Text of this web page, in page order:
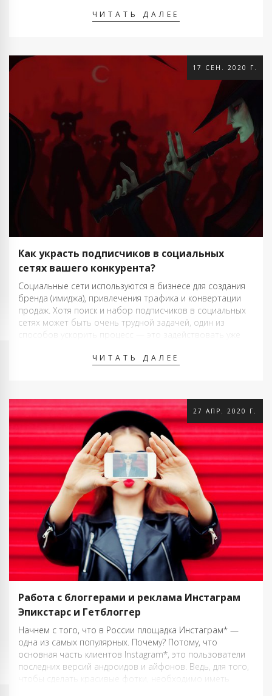
ЧИТАТЬ ДАЛЕЕ
17 СЕН. 2020 Г.
Как украсть подписчиков в социальных
сетях вашего конкурента?
Социальные сети используются в бизнесе для создания
бренда (имиджа), привлечения трафика и конвертации
продаж. Хотя поиск и набор подписчиков в социальных
сетях может быть очень трудной задачей, один из
способов ускорить процесс — это задействовать уже
Да, есть такая возможность украсть подписчиков
ЧИТАТЬ ДАЛЕЕ
27 АПР. 2020 Г.
Работа с блоггерами и реклама Инстаграм
Эпикстарс и Гетблоггер
Начнем с того, что в России площадка Инстаграм* —
одна из самых популярных. Почему? Потому, что
основная часть клиентов Instagram*, это пользователи
последних версий андроидов и айфонов. Ведь, для того,
чтобы сделать красивые фотки, необходимо иметь